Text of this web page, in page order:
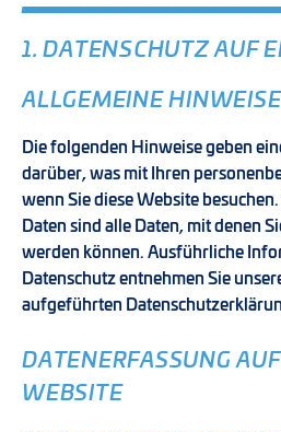
1. DATENSCHUTZ AUF
ALLGEMEINE HINWEISE
Die folgenden Hinweise geben
darüber, was mit Ihren
wenn Sie diese Website
Daten sind alle Daten, mit denen
werden können. Ausführliche
Datenschutz entnehmen Sie
aufgeführten
DATENERFASSUNG
WEBSITE